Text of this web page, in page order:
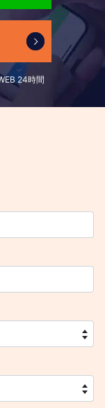
24時間